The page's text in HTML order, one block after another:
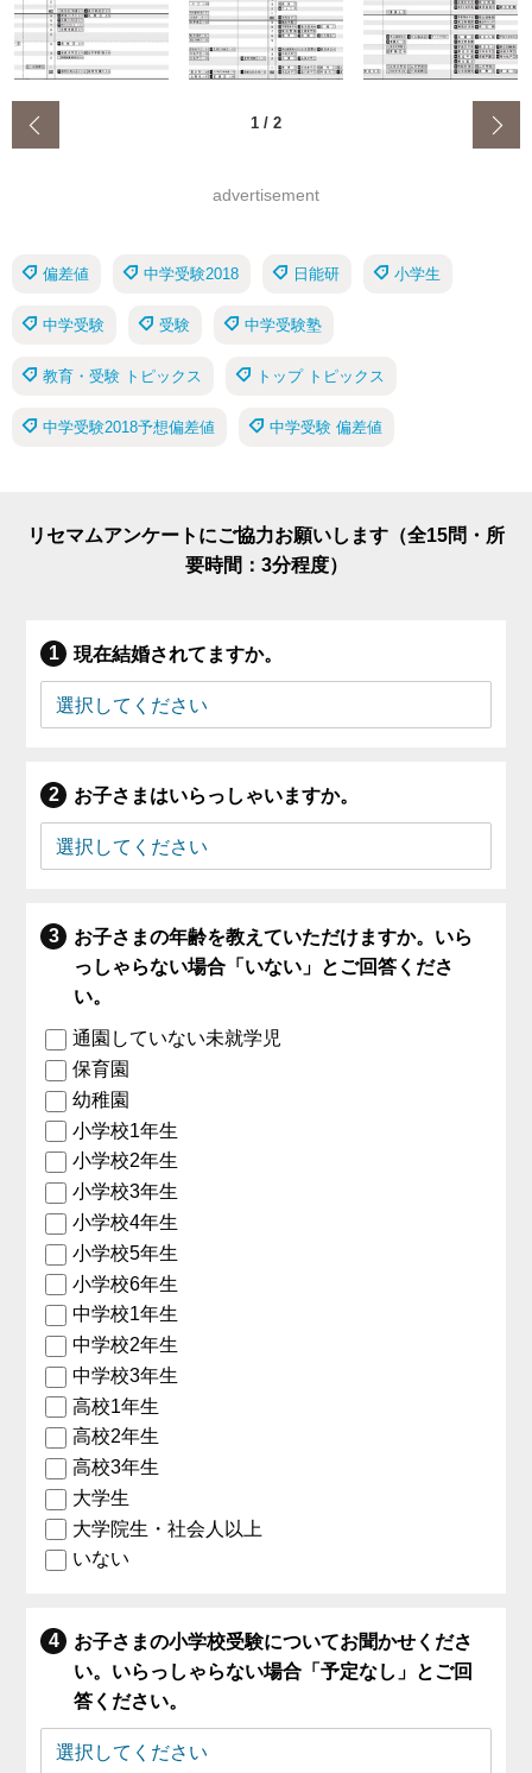
1 / 2
advertisement
偏差値 中学受験2018 日能研 小学生
中学受験 受験 中学受験塾
教育・受験 トピックス トップ トピックス
中学受験2018予想偏差値 中学受験 偏差値
リセマムアンケートにご協力お願いします（全15問・所
要時間：3分程度）
現在結婚されてますか。
お子さまはいらっしゃいますか。
お子さまの年齢を教えていただけますか。いら
っしゃらない場合「いない」とご回答くださ
い。
通園していない未就学児
保育園
幼稚園
小学校1年生
小学校2年生
小学校3年生
小学校4年生
小学校5年生
小学校6年生
中学校1年生
中学校2年生
中学校3年生
高校1年生
高校2年生
高校3年生
大学生
大学院生・社会人以上
いない
お子さまの小学校受験についてお聞かせくださ
い。いらっしゃらない場合「予定なし」とご回
答ください。